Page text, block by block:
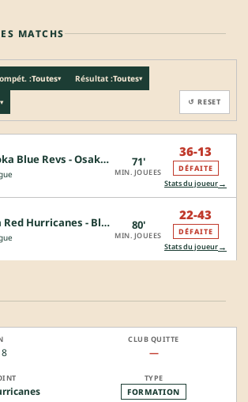
MATCHS
:Toutes▾ Résultat :Toutes▾
▾ ↺ RESET
Shizuoka Blue Revs - Osaka Red Hurricanes 71'
MIN. JOUEES
36-13
DÉFAITE
Stats du joueur→
Osaka Red Hurricanes - Black Rams Tokyo 80'
MIN. JOUEES
22-43
DÉFAITE
Stats du joueur→
—
FORMATION